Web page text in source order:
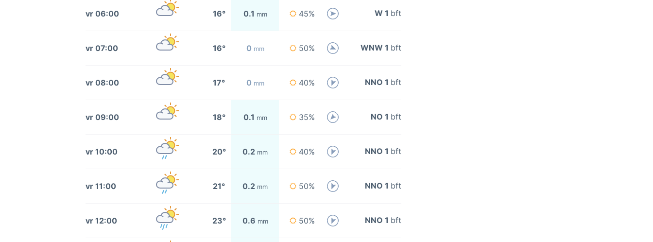
vr 06:00 16° 0.1 mm 45% W 1 bft
vr 07:00 16° 0 mm 50% WNW 1 bft
vr 08:00 17° 0 mm 40% NNO 1 bft
vr 09:00 18° 0.1 mm 35% NO 1 bft
vr 10:00 20° 0.2 mm 40% NNO 1 bft
vr 11:00 21° 0.2 mm 50% NNO 1 bft
vr 12:00 23° 0.6 mm 50% NNO 1 bft